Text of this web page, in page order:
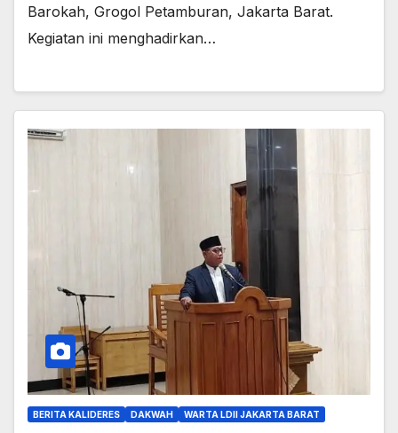
Barokah, Grogol Petamburan, Jakarta Barat.
Kegiatan ini menghadirkan…
BERITA KALIDERES DAKWAH WARTA LDII JAKARTA BARAT